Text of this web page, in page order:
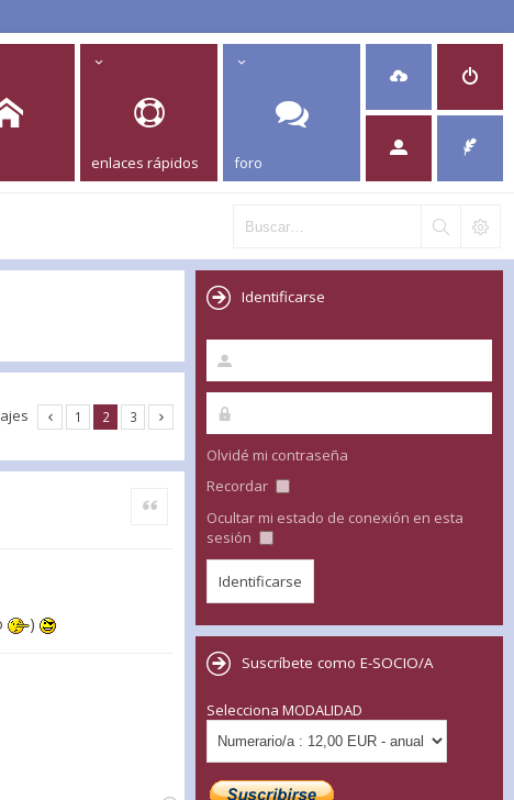
enlaces rápidos foro
1 2 3
Citar
)
Identificarse
Olvidé mi contraseña
Recordar
Ocultar mi estado de conexión en esta
sesión
Suscríbete como E-SOCIO/A
Selecciona MODALIDAD